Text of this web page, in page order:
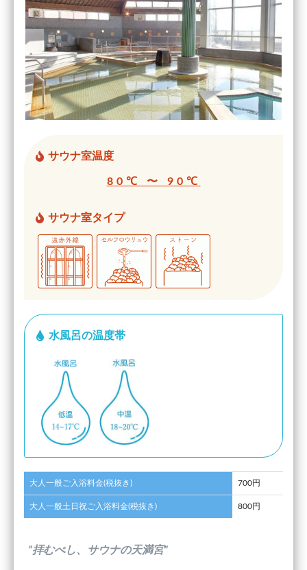
サウナ室温度
80℃ 〜 90℃
サウナ室タイプ
水風呂の温度帯
大人一般ご入浴料金(税抜き) 700円
大人一般土日祝ご入浴料金(税抜き) 800円
”拝むべし、サウナの天満宮”